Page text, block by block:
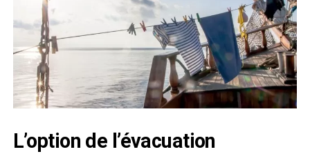
L’option de l’évacuation